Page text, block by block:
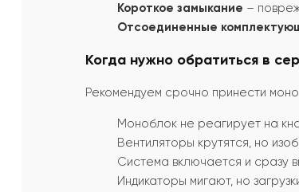
Короткое замыкание –
Отсоединенные
Когда нужно обратиться в
Рекомендуем срочно принести
Моноблок не реагирует на
Вентиляторы крутятся, но
Система включается и сразу
Индикаторы мигают, но